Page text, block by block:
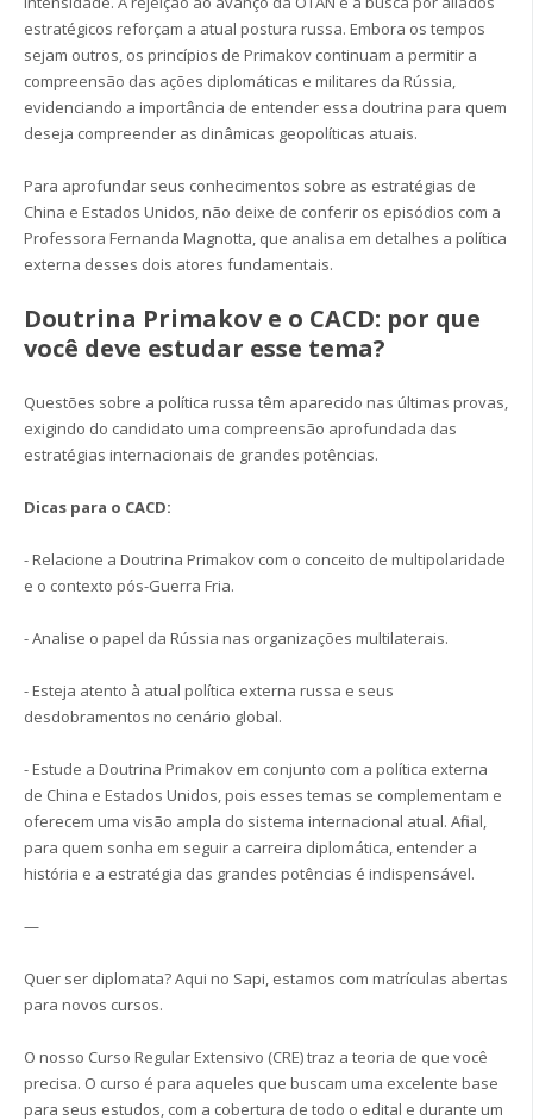
estratégicos reforçam a atual postura russa. Embora os tempos
sejam outros, os princípios de Primakov continuam a permitir a
compreensão das ações diplomáticas e militares da Rússia,
evidenciando a importância de entender essa doutrina para quem
deseja compreender as dinâmicas geopolíticas atuais.
Para aprofundar seus conhecimentos sobre as estratégias de
China e Estados Unidos, não deixe de conferir os episódios com a
Professora Fernanda Magnotta, que analisa em detalhes a política
externa desses dois atores fundamentais.
Doutrina Primakov e o CACD: por que
você deve estudar esse tema?
Questões sobre a política russa têm aparecido nas últimas provas,
exigindo do candidato uma compreensão aprofundada das
estratégias internacionais de grandes potências.
Dicas para o CACD:
- Relacione a Doutrina Primakov com o conceito de multipolaridade
e o contexto pós-Guerra Fria.
- Analise o papel da Rússia nas organizações multilaterais.
- Esteja atento à atual política externa russa e seus
desdobramentos no cenário global.
- Estude a Doutrina Primakov em conjunto com a política externa
de China e Estados Unidos, pois esses temas se complementam e
oferecem uma visão ampla do sistema internacional atual. Afinal,
para quem sonha em seguir a carreira diplomática, entender a
história e a estratégia das grandes potências é indispensável.
—
Quer ser diplomata? Aqui no Sapi, estamos com matrículas abertas
para novos cursos.
O nosso Curso Regular Extensivo (CRE) traz a teoria de que você
precisa. O curso é para aqueles que buscam uma excelente base
para seus estudos, com a cobertura de todo o edital e durante um